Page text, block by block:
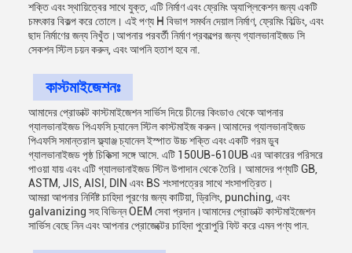
শক্তি এবং স্থায়িত্বের সাথে যুক্ত, এটি নির্মাণ এবং ফ্রেমিং অ্যাপ্লিকেশন জন্য একটি
চমৎকার বিকল্প করে তোলে। এই পণ্য H বিভাগ সমর্থন দেয়াল নির্মাণ, ফ্রেমিং বিল্ডিং, এবং
ছাদ নির্মাণের জন্য নিখুঁত।আপনার পরবর্তী নির্মাণ প্রকল্পের জন্য গ্যালভানাইজড সি
সেকশন স্টিল চয়ন করুন, এবং আপনি হতাশ হবে না.
কাস্টমাইজেশনঃ
আমাদের প্রোডাক্ট কাস্টমাইজেশন সার্ভিস দিয়ে চীনের কিংডাও থেকে আপনার
গ্যালভানাইজড পিএফসি চ্যানেল স্টিল কাস্টমাইজ করুন।আমাদের গ্যালভানাইজড
পিএফসি সমান্তরাল ফ্ল্যাঞ্জ চ্যানেল ইস্পাত উচ্চ শক্তি এবং একটি গরম ডুব
গ্যালভানাইজড পৃষ্ঠ চিকিত্সা সঙ্গে আসে. এটি 150UB-610UB এর আকারের পরিসরে
পাওয়া যায় এবং এটি গ্যালভানাইজড স্টিল উপাদান থেকে তৈরি। আমাদের পণ্যটি GB,
ASTM, JIS, AISI, DIN এবং BS শংসাপত্রের সাথে শংসাপত্রিত।
আমরা আপনার নির্দিষ্ট চাহিদা পূরণের জন্য কাটিয়া, ড্রিলিং, punching, এবং
galvanizing সহ বিভিন্ন OEM সেবা প্রদান।আমাদের প্রোডাক্ট কাস্টমাইজেশন
সার্ভিস বেছে নিন এবং আপনার প্রোজেক্টের চাহিদা পুরোপুরি ফিট করে এমন পণ্য পান.